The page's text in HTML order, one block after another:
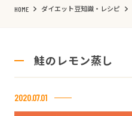
HOME ダイエット豆知識・レシピ
鮭のレモン蒸し
2020.07.01